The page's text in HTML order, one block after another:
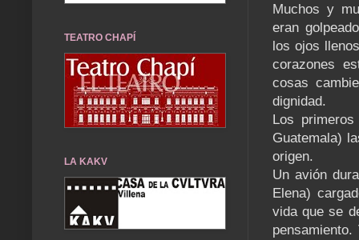
Muchos y
eran
los ojos
corazones
cosas
dignidad.
Los
Guatemala)
origen.
Un avión
Elena)
vida que se
TEATRO CHAPÍ
LA KAKV